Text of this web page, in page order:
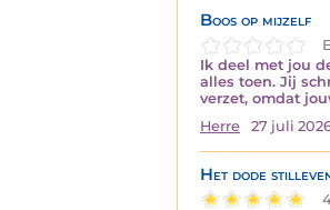
Boos op mijzelf
Ik deel met jou
alles toen. Jij
verzet, omdat
Herre
27 juli
Het dode